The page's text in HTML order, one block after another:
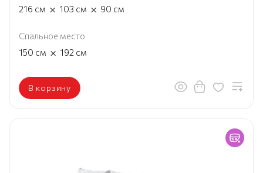
216 см × 103 см × 90 см
Спальное место
150 см × 192 см
В корзину